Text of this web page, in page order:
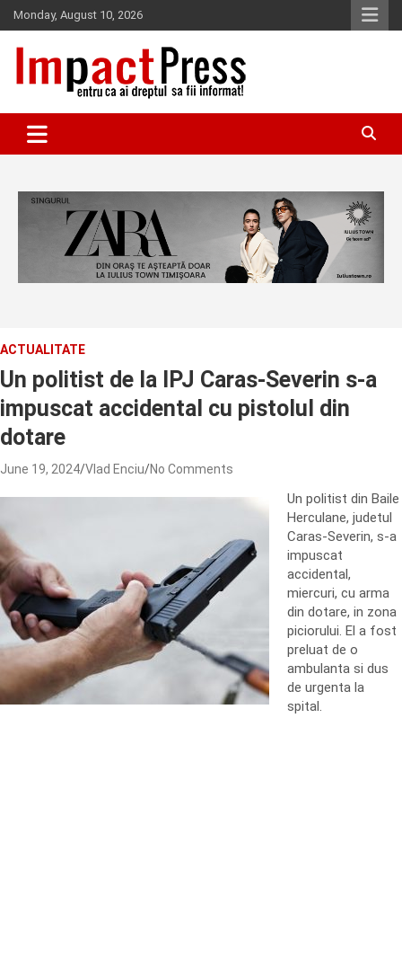
Skip
to
content
Monday, August 10, 2026
IMPACTPRESS
ACTUALITATE
Un politist de la IPJ Caras-Severin s-a
impuscat accidental cu pistolul din
dotare
June 19, 2024 Vlad Enciu No Comments
Un politist din Baile
Herculane, judetul
Caras-Severin, s-a
impuscat
accidental,
miercuri, cu arma
din dotare, in zona
piciorului. El a fost
preluat de o
ambulanta si dus
de urgenta la
spital.